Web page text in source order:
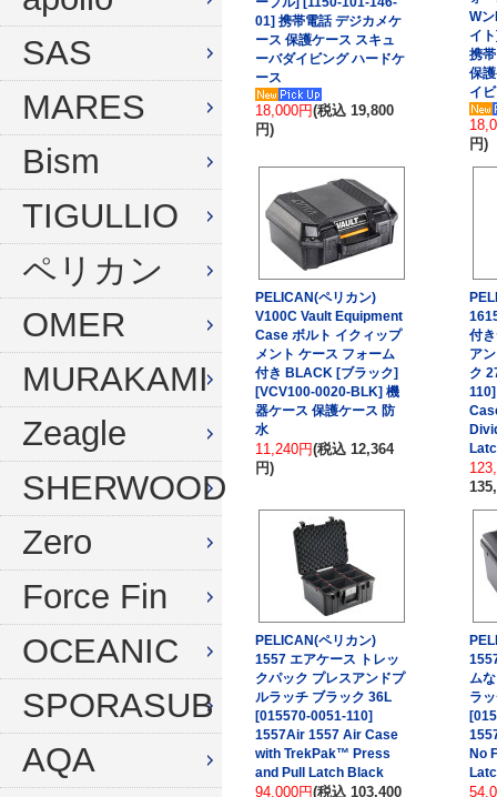
マスク
フィン
ウェットスーツ
インナー
グローブ
バッグ
ウェイト
ナイフ
ウィンターグローブ
ドライフード
フードベスト
メッシュバッグ
ウェイトベルト
アンクルウェイト
ウェイトベスト
水中ライト
水中デジタルカメラセット
SAS
MARES
Bism
TIGULLIO
ペリカン
OMER
MURAKAMI
Zeagle
SHERWOOD
Zero
Force Fin
OCEANIC
SPORASUB
AQA
01] 携帯電話 デジカメケ
ース 保護ケース スキュ
ーバダイビング ハードケ
ース
18,000円(税込 19,800
円)
W
イ
携
保
イ
円)
PELICAN(ペリカン)
V100C Vault Equipment
Case ボルト イクィップ
メント ケース フォーム
付き BLACK [ブラック]
[VCV100-0020-BLK] 機
器ケース 保護ケース 防
水
11,240円(税込 12,364
円)
付
ア
ク
PELICAN(ペリカン)
1557 エアケース トレッ
クパック プレスアンドプ
ルラッチ ブラック 36L
[015570-0051-110]
1557Air 1557 Air Case
with TrekPak™ Press
and Pull Latch Black
94,000円(税込 103,400
ム
ラ
No